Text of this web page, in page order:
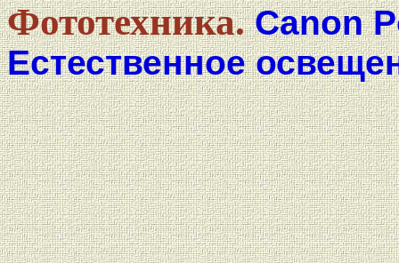
Фототехника.Canon
Естественное